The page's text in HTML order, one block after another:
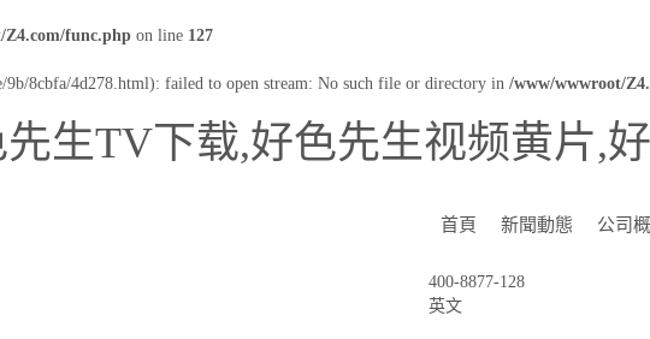
Z4.com/func.php on line 127
9b/8cbfa/4d278.html): failed to open stream: No such file or directory in /www/wwwroot/
生TV下载,好色先生视频黄片,
首頁 新聞動態 公司
400-8877-128
英文